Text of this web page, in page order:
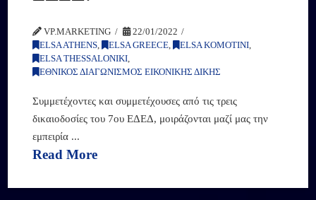
VP.MARKETING
22/01/2022
ELSA ATHENS, ELSA GREECE, ELSA KOMOTINI,
ELSA THESSALONIKI,
ΕΘΝΙΚΟΣ ΔΙΑΓΩΝΙΣΜΟΣ ΕΙΚΟΝΙΚΗΣ ΔΙΚΗΣ
Συμμετέχοντες και συμμετέχουσες από τις τρεις
δικαιοδοσίες του 7ου ΕΔΕΔ, μοιράζονται μαζί μας την
εμπειρία ...
Read More